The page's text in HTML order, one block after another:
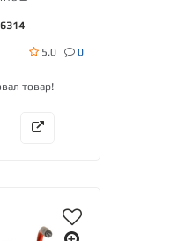
5.0 0
товар!